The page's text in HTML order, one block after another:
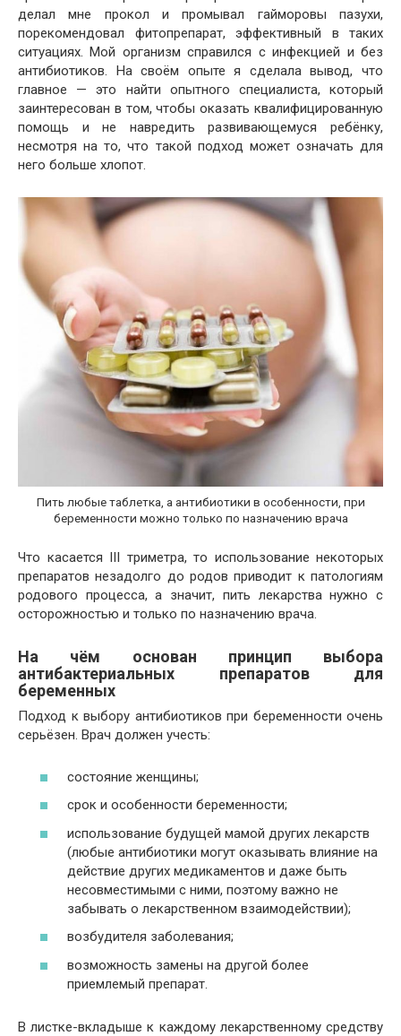
делал мне прокол и промывал гайморовы пазухи,
порекомендовал фитопрепарат, эффективный в таких
ситуациях. Мой организм справился с инфекцией и без
антибиотиков. На своём опыте я сделала вывод, что
главное — это найти опытного специалиста, который
заинтересован в том, чтобы оказать квалифицированную
помощь и не навредить развивающемуся ребёнку,
несмотря на то, что такой подход может означать для
него больше хлопот.
Пить любые таблетка, а антибиотики в особенности, при
беременности можно только по назначению врача
Что касается III триметра, то использование некоторых
препаратов незадолго до родов приводит к патологиям
родового процесса, а значит, пить лекарства нужно с
осторожностью и только по назначению врача.
На чём основан принцип выбора
антибактериальных препаратов для
беременных
Подход к выбору антибиотиков при беременности очень
серьёзен. Врач должен учесть:
состояние женщины;
срок и особенности беременности;
использование будущей мамой других лекарств
(любые антибиотики могут оказывать влияние на
действие других медикаментов и даже быть
несовместимыми с ними, поэтому важно не
забывать о лекарственном взаимодействии);
возбудителя заболевания;
возможность замены на другой более
приемлемый препарат.
В листке-вкладыше к каждому лекарственному средству